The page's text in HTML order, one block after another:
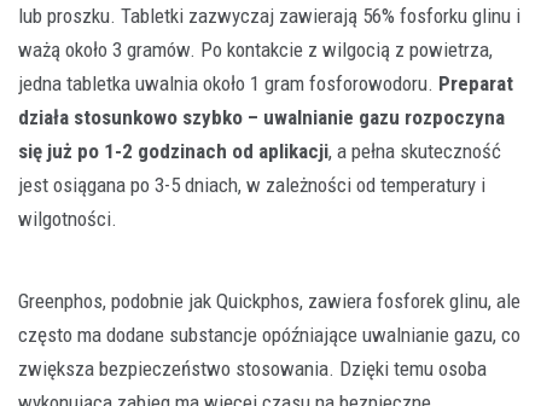
lub proszku. Tabletki zazwyczaj zawierają 56% fosforku glinu i
ważą około 3 gramów. Po kontakcie z wilgocią z powietrza,
jedna tabletka uwalnia około 1 gram fosforowodoru. Preparat
działa stosunkowo szybko – uwalnianie gazu rozpoczyna
się już po 1-2 godzinach od aplikacji, a pełna skuteczność
jest osiągana po 3-5 dniach, w zależności od temperatury i
wilgotności.
Greenphos, podobnie jak Quickphos, zawiera fosforek glinu, ale
często ma dodane substancje opóźniające uwalnianie gazu, co
zwiększa bezpieczeństwo stosowania. Dzięki temu osoba